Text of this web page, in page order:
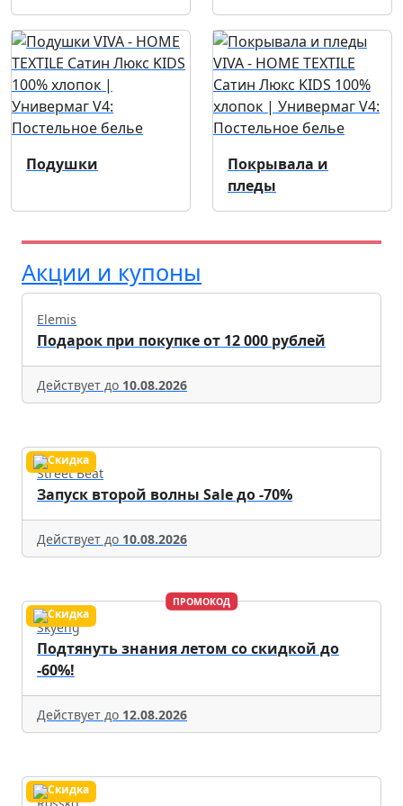
Подушки
Покрывала и
пледы
Акции и купоны
Elemis
Подарок при покупке от 12 000 рублей
Действует до 10.08.2026
Street Beat
Запуск второй волны Sale до -70%
Действует до 10.08.2026
ПРОМОКОД
Skyeng
Подтянуть знания летом со скидкой до
-60%!
Действует до 12.08.2026